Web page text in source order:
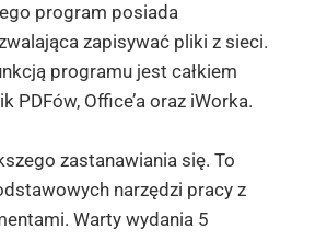
program posiada
zapisywać pliki z sieci.
programu jest całkiem
PDFów, Office’a oraz iWorka.
zastanawiania się. To
narzędzi pracy z
Warty wydania 5